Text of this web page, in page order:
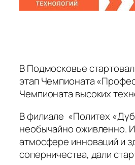
В Подмосковье
этап Чемпионата
Чемпионата высоких
В филиале «Политех
необычайно оживленно.
атмосфере инноваций и
соперничества, дали